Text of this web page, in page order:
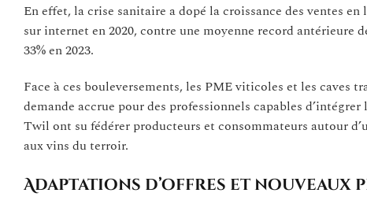
En effet, la crise sanitaire a dopé la croissance des ventes
sur internet en 2020, contre une moyenne record antérieure
33% en 2023.
Face à ces bouleversements, les PME viticoles et les caves
demande accrue pour des professionnels capables
Twil ont su fédérer producteurs et consommateurs autour
aux vins du terroir.
Adaptations d’offres et nouveaux